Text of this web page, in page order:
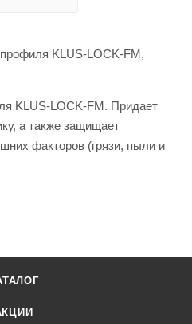
KLUS-LOCK-FM,
KLUS-LOCK-FM. Придает
а также защищает
факторов (грязи, пыли и